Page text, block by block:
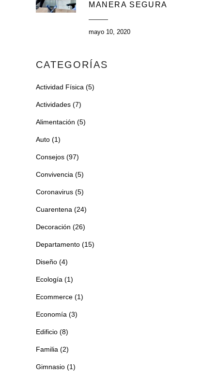
MANERA SEGURA
mayo 10, 2020
CATEGORÍAS
Actividad Física (5)
Actividades (7)
Alimentación (5)
Auto (1)
Consejos (97)
Convivencia (5)
Coronavirus (5)
Cuarentena (24)
Decoración (26)
Departamento (15)
Diseño (4)
Ecología (1)
Ecommerce (1)
Economía (3)
Edificio (8)
Familia (2)
Gimnasio (1)